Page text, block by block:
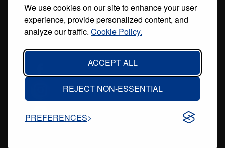
We use cookies on our site to enhance your user
experience, provide personalized content, and
analyze our traffic. Cookie Policy.
ACCEPT ALL
REJECT NON-ESSENTIAL
PREFERENCES